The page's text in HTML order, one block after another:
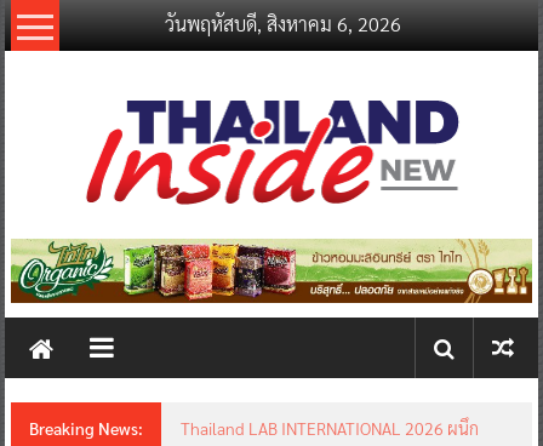
Skip
to
วันพฤหัสบดี, สิงหาคม 6, 2026
thailandinsidenew.com
Thailand
New
Breaking News:
Thailand LAB INTERNATIONAL 2026 ผนึก